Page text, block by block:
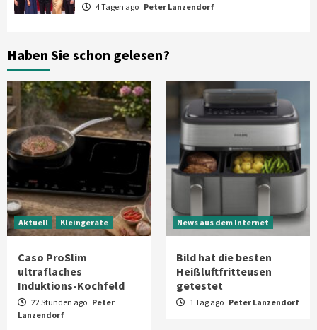
6
Smart Living Top Story
7
Aktuell Großgeräte
Xiaomi bringt drei neue Mijia
Haushaltsgeräte mit Early Bird
Angeboten
4 Tagen ago Peter Lanzendorf
Haben Sie schon gelesen?
Aktuell Kleingeräte
Caso ProSlim
ultraflaches
Induktions-Kochfeld
22 Stunden ago Peter
Lanzendorf
News aus dem Internet
Bild hat die besten
Heißluftfritteusen
getestet
1 Tag ago Peter Lanzendorf